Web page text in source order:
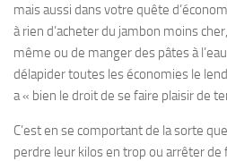
mais aussi dans votre quête
à rien d’acheter du jambon moins
même ou de manger des pâtes à
délapider toutes les économies le
a « bien le droit de se faire plaisir de
C’est en se comportant de la sorte
perdre leur kilos en trop ou arrêter de